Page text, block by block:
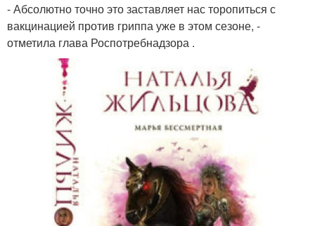
- Абсолютно точно это заставляет нас торопиться с
вакцинацией против гриппа уже в этом сезоне, -
отметила глава Роспотребнадзора .